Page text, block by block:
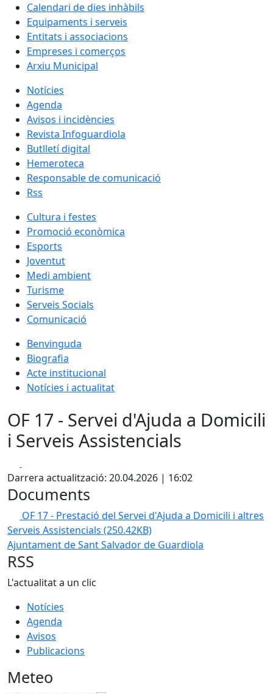
Calendari de dies inhàbils
Equipaments i serveis
Entitats i associacions
Empreses i comerços
Arxiu Municipal
Notícies
Agenda
Avisos i incidències
Revista Infoguardiola
Butlletí digital
Hemeroteca
Responsable de comunicació
Rss
Cultura i festes
Promoció econòmica
Esports
Joventut
Medi ambient
Turisme
Serveis Socials
Comunicació
Benvinguda
Biografia
Acte institucional
Notícies i actualitat
OF 17 - Servei d'Ajuda a Domicili
i Serveis Assistencials
Darrera actualització: 20.04.2026 | 16:02
Documents
OF 17 - Prestació del Servei d'Ajuda a Domicili i altres
Serveis Assistencials (250.42KB)
Ajuntament de Sant Salvador de Guardiola
RSS
L'actualitat a un clic
Notícies
Agenda
Avisos
Publicacions
Meteo